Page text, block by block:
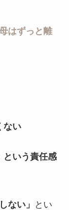
はずっと離
ない
という責任感
ない」
とい